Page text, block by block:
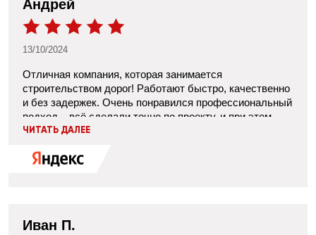
работ и вежливо объясняли, если возникали вопросы.
Мы остались довольны конечным результатом –
дорога получилась ровной, без трещин и выбоин.
Андрей
13/10/2024
Отличная компания, которая занимается
строительством дорог! Работают быстро, качественно
и без задержек. Очень понравился профессиональный
подход – всё сделали точно по проекту, и при этом
всегда были на связи, чтобы обсудить детали. Дорога
высокий уровень работы. Все наши пожелания учли, а
ЧИТАТЬ ДАЛЕЕ
Иван П.